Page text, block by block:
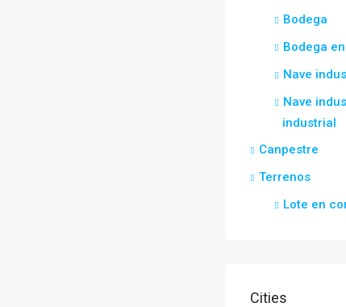
Bodega
Bodega
Nave
Nave
industrial
Canpestre
Terrenos
Lote en
Cities